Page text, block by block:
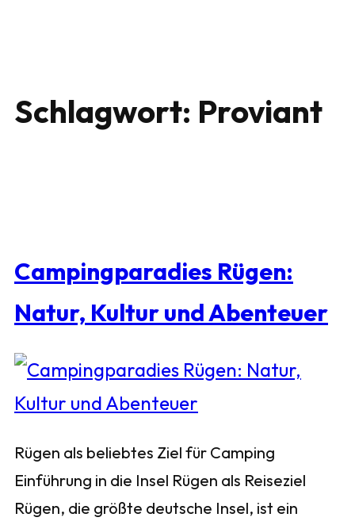
Schlagwort: Proviant
Campingparadies Rügen:
Natur, Kultur und Abenteuer
Rügen als beliebtes Ziel für Camping
Einführung in die Insel Rügen als Reiseziel
Rügen, die größte deutsche Insel, ist ein